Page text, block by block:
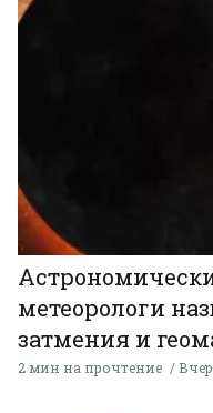
метеорологи
затмения и
2 мин на прочтение